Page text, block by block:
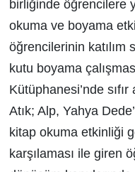
birliğinde öğrencilere
okuma ve boyama
öğrencilerinin katılım
kutu boyama
Kütüphanesi’nde sıfır
Atık; Alp, Yahya
kitap okuma etkinliği
karşılaması ile giren